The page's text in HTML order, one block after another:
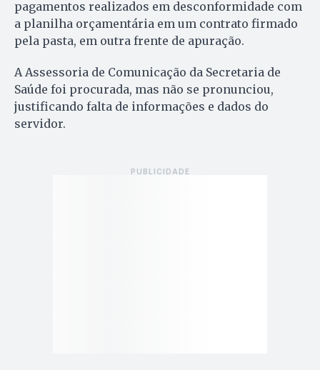
pagamentos realizados em desconformidade com
a planilha orçamentária em um contrato firmado
pela pasta, em outra frente de apuração.
A Assessoria de Comunicação da Secretaria de
Saúde foi procurada, mas não se pronunciou,
justificando falta de informações e dados do
servidor.